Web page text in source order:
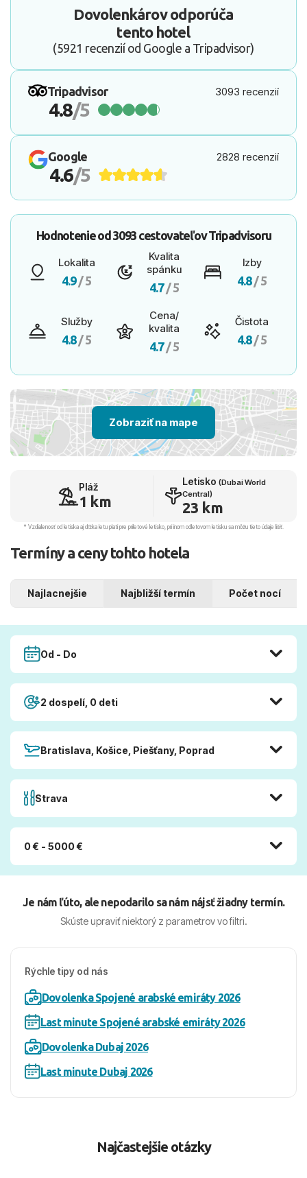
Dovolenkárov odporúča
tento hotel
(5921 recenzií od Google a Tripadvisor)
Tripadvisor 3093 recenzií
4.8/5
Google 2828 recenzií
4.6/5
Hodnotenie od3093 cestovateľovTripadvisoru
Lokalita
4.9/ 5
Kvalita
spánku
4.7/ 5
Izby
4.8/ 5
Služby
4.8/ 5
Cena/
kvalita
4.7/ 5
Čistota
4.8/ 5
Zobraziť na mape
Pláž
1 km
Letisko (Dubai World
Central)
23 km
* Vzdialenosť od letiska aj dľžka letu platí pre príletové letisko, pri inom odletovom letisku sa môžu tieto údaje líšiť.
Termíny a ceny tohto hotela
Najlacnejšie Najbližší termín Počet nocí
Od - Do
2 dospelí, 0 deti
Bratislava, Košice, Piešťany, Poprad
Strava
0 € - 5000 €
Je nám ľúto, ale nepodarilo sa nám nájsť žiadny termín.
Skúste upraviť niektorý z parametrov vo filtri.
Rýchle tipy od nás
Dovolenka Spojené arabské emiráty 2026
Last minute Spojené arabské emiráty 2026
Dovolenka Dubaj 2026
Last minute Dubaj 2026
Najčastejšie otázky